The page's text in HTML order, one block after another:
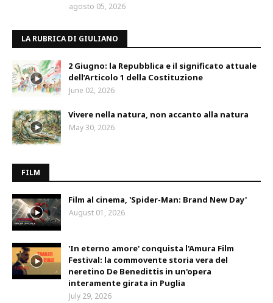
agosto 05, 2026
LA RUBRICA DI GIULIANO
2 Giugno: la Repubblica e il significato attuale
dell’Articolo 1 della Costituzione
June 02, 2026
Vivere nella natura, non accanto alla natura
May 30, 2026
FILM
Film al cinema, 'Spider-Man: Brand New Day'
August 01, 2026
'In eterno amore' conquista l'Amura Film
Festival: la commovente storia vera del
neretino De Benedittis in un'opera
interamente girata in Puglia
July 29, 2026